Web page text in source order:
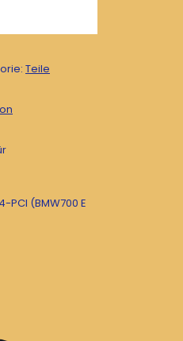
Teile
PCI (BMW700 E